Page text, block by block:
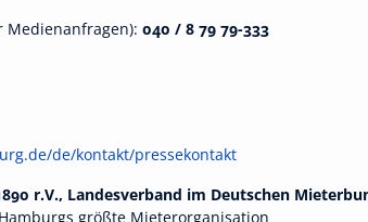
Medienanfragen): 040 / 8 79 79-333
de/kontakt/pressekontakt
r.V., Landesverband im Deutschen
größte Mieterorganisation